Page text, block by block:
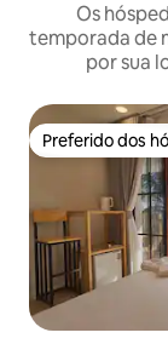
Os
temporada de
por sua
Preferido dos
Preferido dos